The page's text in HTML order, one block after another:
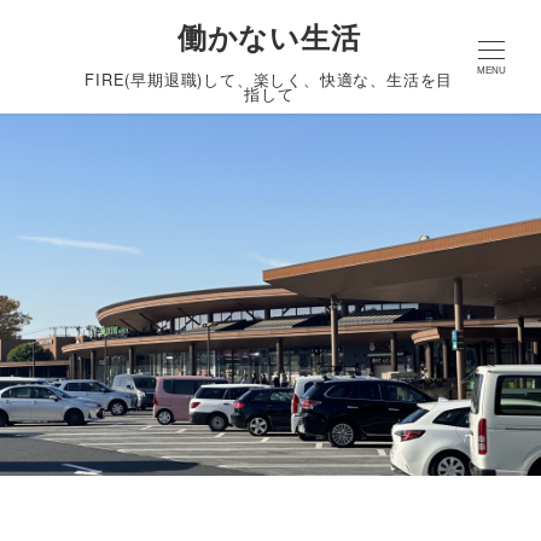
働かない生活
FIRE(早期退職)して、楽しく、快適な、生活を目
指して
MENU